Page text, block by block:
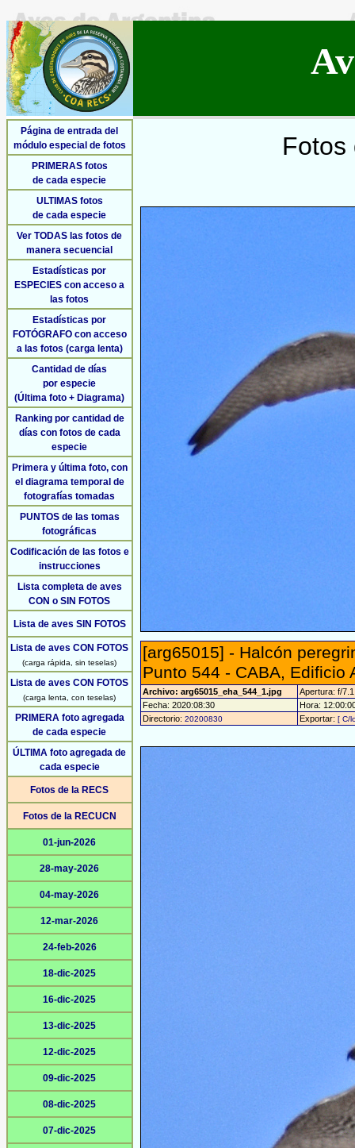
Página de entrada del
módulo especial de fotos
PRIMERAS fotos
de cada especie
ULTIMAS fotos
de cada especie
Ver TODAS las fotos de
manera secuencial
Estadísticas por
ESPECIES con acceso a
las fotos
Estadísticas por
FOTÓGRAFO con acceso
a las fotos (carga lenta)
Cantidad de días
por especie
(Última foto + Diagrama)
Ranking por cantidad de
días con fotos de cada
especie
Primera y última foto, con
el diagrama temporal de
fotografías tomadas
PUNTOS de las tomas
fotográficas
Codificación de las fotos e
instrucciones
Lista completa de aves
CON o SIN FOTOS
Lista de aves SIN FOTOS
Lista de aves CON FOTOS
(carga rápida, sin teselas)
Lista de aves CON FOTOS
(carga lenta, con teselas)
PRIMERA foto agregada
de cada especie
ÚLTIMA foto agregada de
cada especie
Fotos de la RECS
Fotos de la RECUCN
01-jun-2026
28-may-2026
04-may-2026
12-mar-2026
24-feb-2026
18-dic-2025
16-dic-2025
13-dic-2025
12-dic-2025
09-dic-2025
08-dic-2025
07-dic-2025
Fotos
[arg65015] - Halcón
Punto 544 - CABA, Edificio
Archivo: arg65015_eha_544_1.jpg
Apertura: f/7.1
Fecha: 2020:08:30
Hora:
Directorio: 20200830 Exportar: [ C/